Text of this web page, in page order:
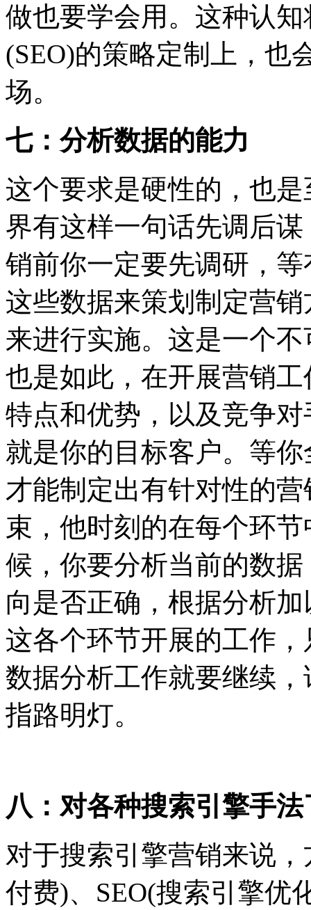
做也要学会用。这种认
(SEO)的策略定制上，也
场。
七：分析数据的能力
这个要求是硬性的，也
界有这样一句话先调后
销前你一定要先调研，
这些数据来策划制定营
来进行实施。这是一个
也是如此，在开展营销
特点和优势，以及竞争
就是你的目标客户。等
才能制定出有针对性的
束，他时刻的在每个环
候，你要分析当前的数
向是否正确，根据分析
这各个环节开展的工作
数据分析工作就要继续
指路明灯。
八：对各种搜索引擎手
对于搜索引擎营销来说
付费)、SEO(搜索引擎优